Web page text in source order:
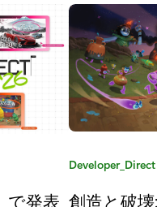
で発表
カ
ゴ
Developer_Direct
創造と破